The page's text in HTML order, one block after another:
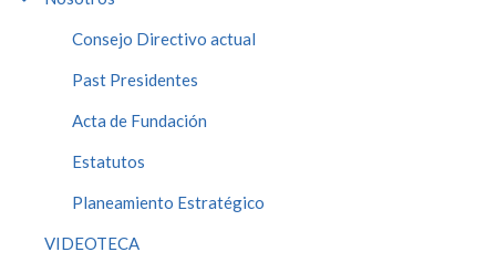
Consejo Directivo actual
Past Presidentes
Acta de Fundación
Estatutos
Planeamiento Estratégico
VIDEOTECA